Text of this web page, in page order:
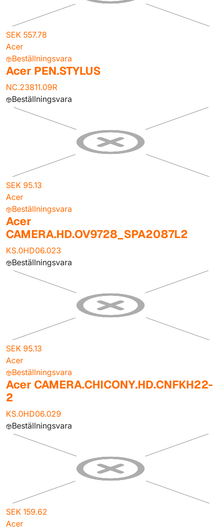
SEK 557.78
Acer
Beställningsvara
Acer PEN.STYLUS
NC.23811.09R
Beställningsvara
SEK 95.13
Acer
Beställningsvara
Acer
CAMERA.HD.OV9728_SPA2087L2
KS.0HD06.023
Beställningsvara
SEK 95.13
Acer
Beställningsvara
Acer CAMERA.CHICONY.HD.CNFKH22-
2
KS.0HD06.029
Beställningsvara
SEK 159.62
Acer